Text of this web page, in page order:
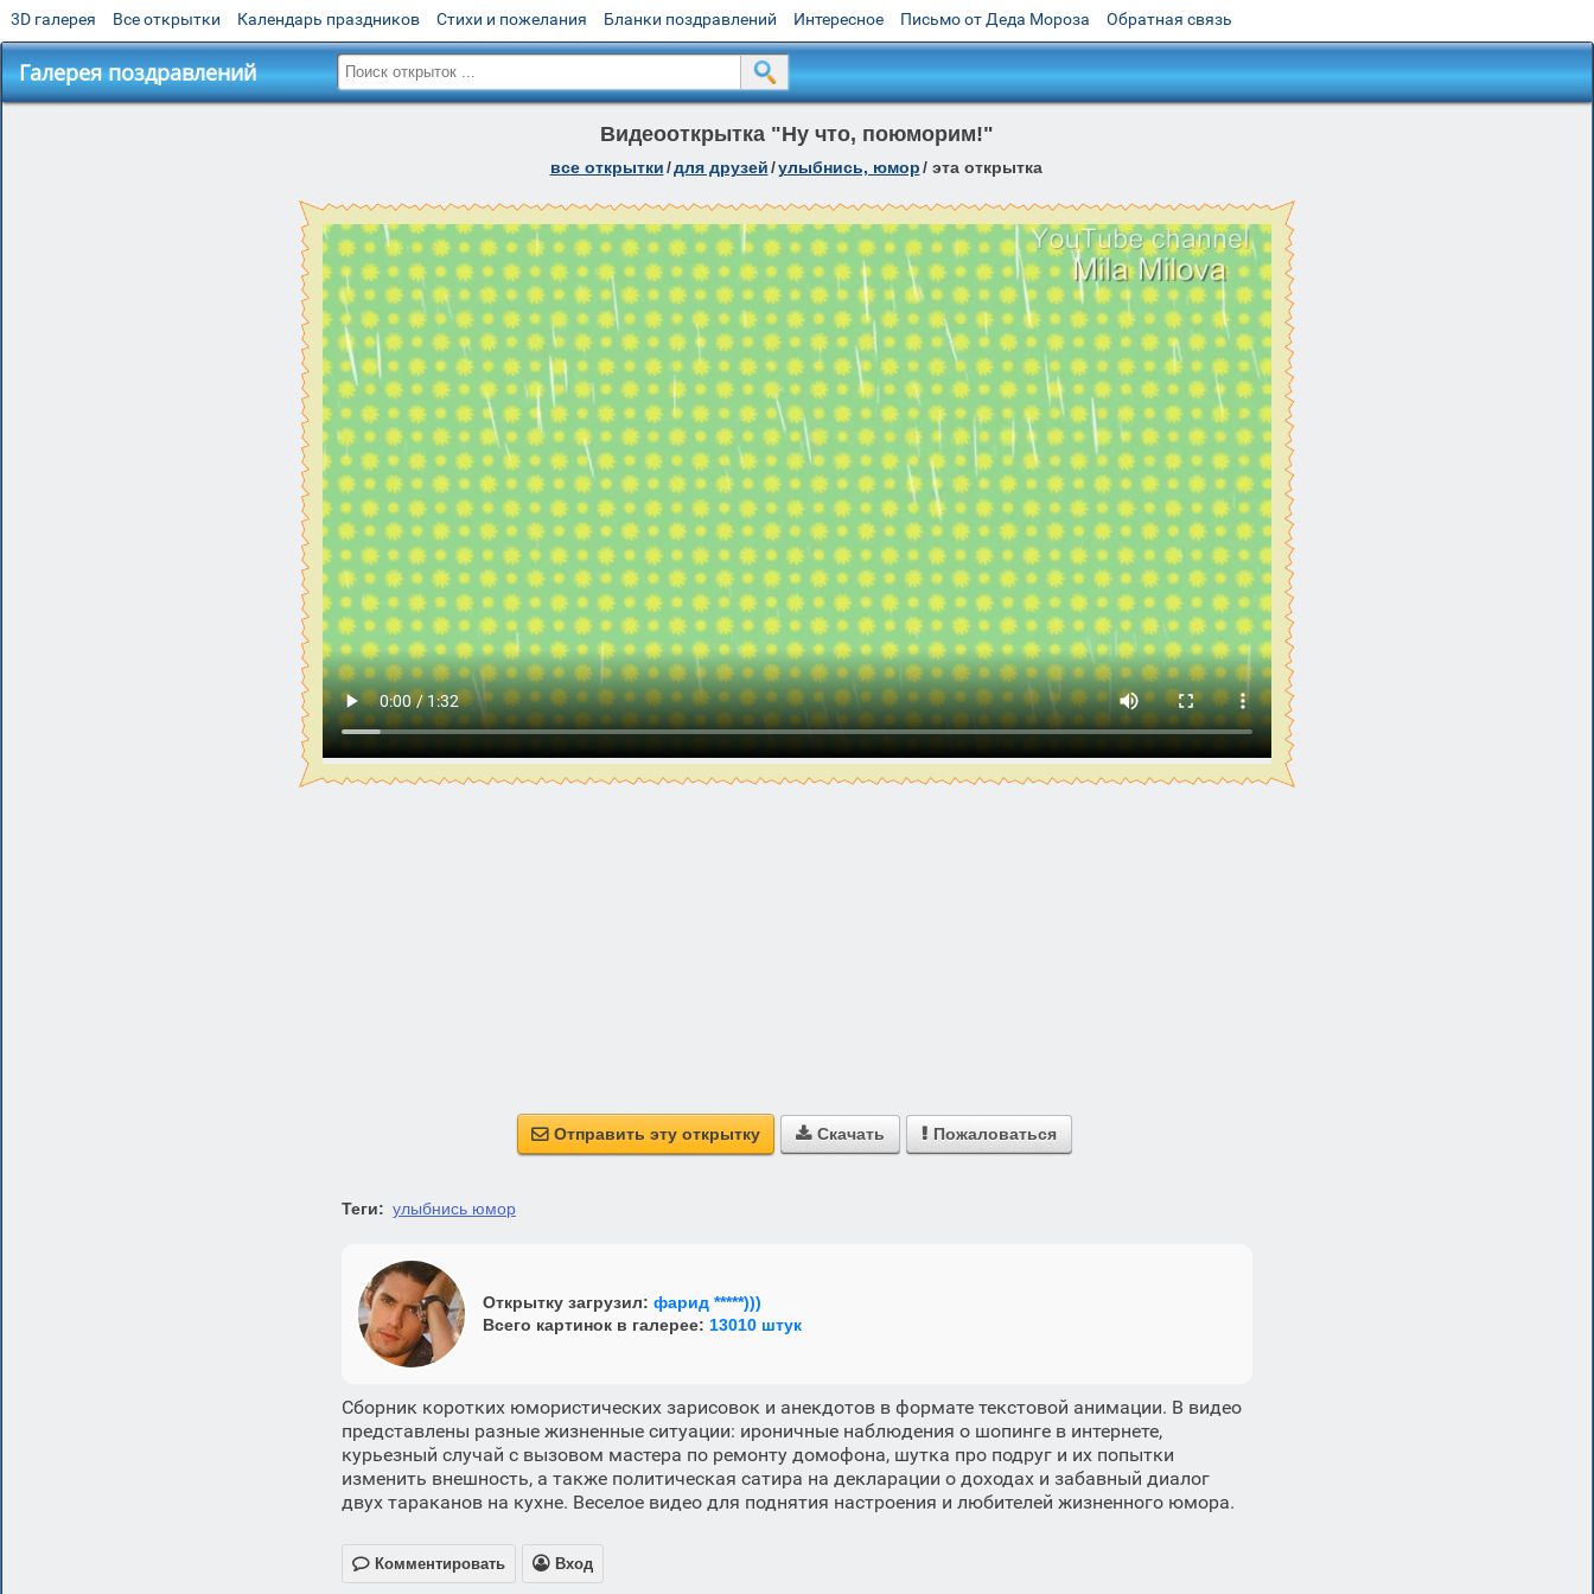
3D галерея Все открытки Календарь праздников Стихи и пожелания Бланки поздравлений Интересное Письмо от Деда Мороза Обратная связь
Галерея поздравлений
Видеооткрытка "Ну что, поюморим!"
все открытки/для друзей/улыбнись, юмор/ эта открытка
 Отправить эту открытку  Скачать  Пожаловаться
Теги: улыбнись юмор
Открытку загрузил: фарид *****)))
Всего картинок в галерее: 13010 штук
Сборник коротких юмористических зарисовок и анекдотов в формате текстовой анимации. В видео
представлены разные жизненные ситуации: ироничные наблюдения о шопинге в интернете,
курьезный случай с вызовом мастера по ремонту домофона, шутка про подруг и их попытки
изменить внешность, а также политическая сатира на декларации о доходах и забавный диалог
двух тараканов на кухне. Веселое видео для поднятия настроения и любителей жизненного юмора.
 Комментировать  Вход